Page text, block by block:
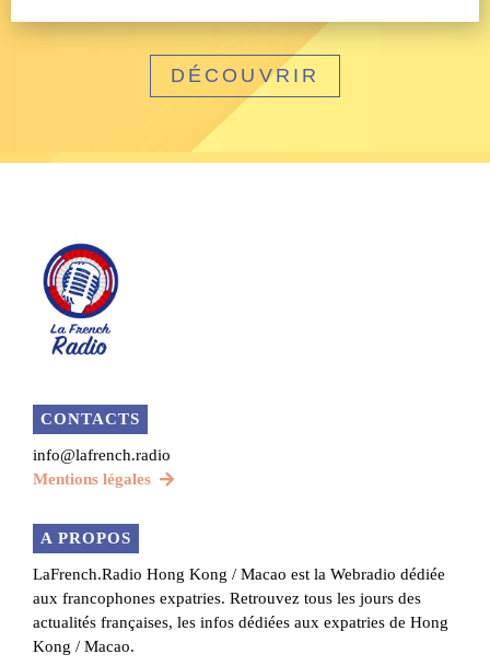
DÉCOUVRIR
CONTACTS
info@lafrench.radio
Mentions légales
A PROPOS
LaFrench.Radio Hong Kong / Macao est la Webradio dédiée
aux francophones expatries. Retrouvez tous les jours des
actualités françaises, les infos dédiées aux expatries de Hong
Kong / Macao.